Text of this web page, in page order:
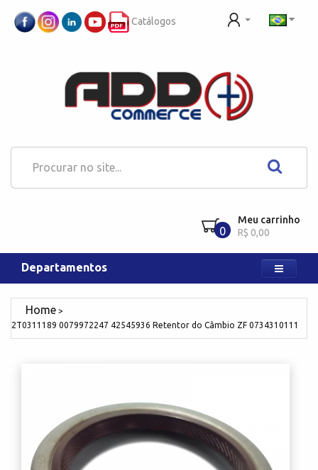
Catálogos
0
Meu carrinho
R$ 0,00
Departamentos
2T0311189 0079972247 42545936 Retentor do Câmbio ZF 0734310111